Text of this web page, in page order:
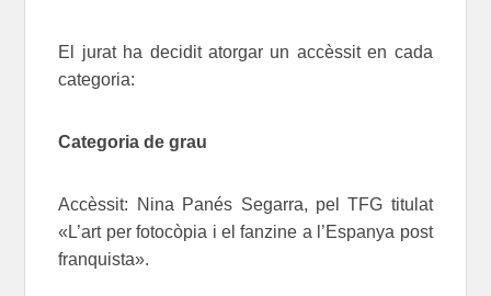
El jurat ha decidit atorgar un accèssit en cada
categoria:
Categoria de grau
Accèssit: Nina Panés Segarra, pel TFG titulat
«L’art per fotocòpia i el fanzine a l’Espanya post
franquista».